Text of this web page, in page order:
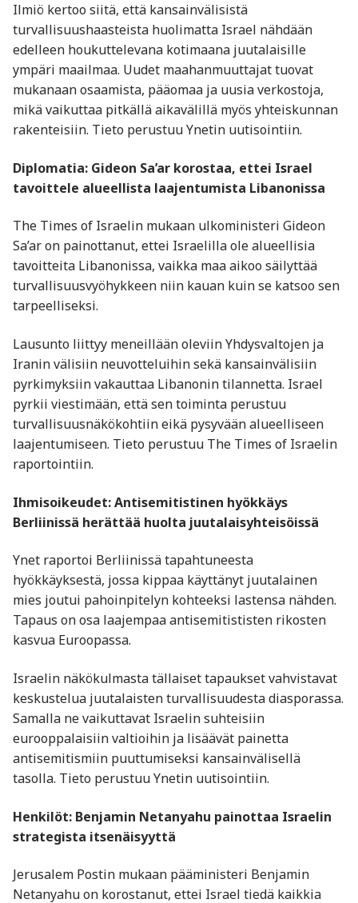
Ilmiö kertoo siitä, että kansainvälisistä
turvallisuushaasteista huolimatta Israel nähdään
edelleen houkuttelevana kotimaana juutalaisille
ympäri maailmaa. Uudet maahanmuuttajat tuovat
mukanaan osaamista, pääomaa ja uusia verkostoja,
mikä vaikuttaa pitkällä aikavälillä myös yhteiskunnan
rakenteisiin. Tieto perustuu Ynetin uutisointiin.
Diplomatia: Gideon Sa’ar korostaa, ettei Israel
tavoittele alueellista laajentumista Libanonissa
The Times of Israelin mukaan ulkoministeri Gideon
Sa’ar on painottanut, ettei Israelilla ole alueellisia
tavoitteita Libanonissa, vaikka maa aikoo säilyttää
turvallisuusvyöhykkeen niin kauan kuin se katsoo sen
tarpeelliseksi.
Lausunto liittyy meneillään oleviin Yhdysvaltojen ja
Iranin välisiin neuvotteluihin sekä kansainvälisiin
pyrkimyksiin vakauttaa Libanonin tilannetta. Israel
pyrkii viestimään, että sen toiminta perustuu
turvallisuusnäkökohtiin eikä pysyvään alueelliseen
laajentumiseen. Tieto perustuu The Times of Israelin
raportointiin.
Ihmisoikeudet: Antisemitistinen hyökkäys
Berliinissä herättää huolta juutalaisyhteisöissä
Ynet raportoi Berliinissä tapahtuneesta
hyökkäyksestä, jossa kippaa käyttänyt juutalainen
mies joutui pahoinpitelyn kohteeksi lastensa nähden.
Tapaus on osa laajempaa antisemitististen rikosten
kasvua Euroopassa.
Israelin näkökulmasta tällaiset tapaukset vahvistavat
keskustelua juutalaisten turvallisuudesta diasporassa.
Samalla ne vaikuttavat Israelin suhteisiin
eurooppalaisiin valtioihin ja lisäävät painetta
antisemitismiin puuttumiseksi kansainvälisellä
tasolla. Tieto perustuu Ynetin uutisointiin.
Henkilöt: Benjamin Netanyahu painottaa Israelin
strategista itsenäisyyttä
Jerusalem Postin mukaan pääministeri Benjamin
Netanyahu on korostanut, ettei Israel tiedä kaikkia